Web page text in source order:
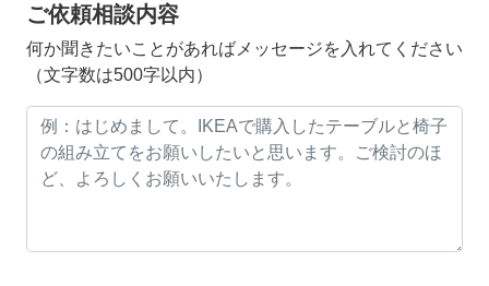
ご依頼相談内容
何か聞きたいことがあればメッセージを入れてください
（文字数は500字以内）